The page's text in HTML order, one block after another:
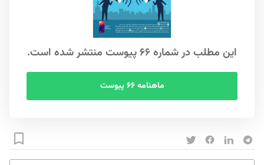
این مطلب در شماره ۶۶ پیوست منتشر شده است.
ماهنامه ۶۶ پیوست